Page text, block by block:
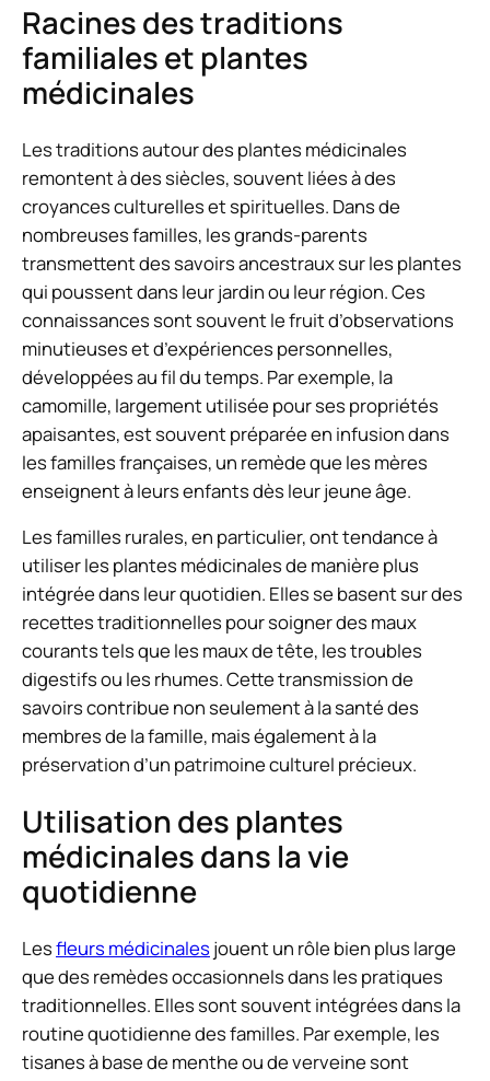
Racines des traditions
familiales et plantes
médicinales
Les traditions autour des plantes médicinales
remontent à des siècles, souvent liées à des
croyances culturelles et spirituelles. Dans de
nombreuses familles, les grands-parents
transmettent des savoirs ancestraux sur les plantes
qui poussent dans leur jardin ou leur région. Ces
connaissances sont souvent le fruit d’observations
minutieuses et d’expériences personnelles,
développées au fil du temps. Par exemple, la
camomille, largement utilisée pour ses propriétés
apaisantes, est souvent préparée en infusion dans
les familles françaises, un remède que les mères
enseignent à leurs enfants dès leur jeune âge.
Les familles rurales, en particulier, ont tendance à
utiliser les plantes médicinales de manière plus
intégrée dans leur quotidien. Elles se basent sur des
recettes traditionnelles pour soigner des maux
courants tels que les maux de tête, les troubles
digestifs ou les rhumes. Cette transmission de
savoirs contribue non seulement à la santé des
membres de la famille, mais également à la
préservation d’un patrimoine culturel précieux.
Utilisation des plantes
médicinales dans la vie
quotidienne
Lesfleurs médicinales jouent un rôle bien plus large
que des remèdes occasionnels dans les pratiques
traditionnelles. Elles sont souvent intégrées dans la
routine quotidienne des familles. Par exemple, les
tisanes à base de menthe ou de verveine sont